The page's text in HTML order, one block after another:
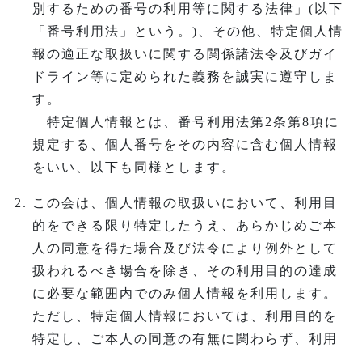
別するための番号の利用等に関する法律」(以下
「番号利用法」という。)、その他、特定個人情
報の適正な取扱いに関する関係諸法令及びガイ
ドライン等に定められた義務を誠実に遵守しま
す。
特定個人情報とは、番号利用法第2条第8項に
規定する、個人番号をその内容に含む個人情報
をいい、以下も同様とします。
この会は、個人情報の取扱いにおいて、利用目
的をできる限り特定したうえ、あらかじめご本
人の同意を得た場合及び法令により例外として
扱われるべき場合を除き、その利用目的の達成
に必要な範囲内でのみ個人情報を利用します。
ただし、特定個人情報においては、利用目的を
特定し、ご本人の同意の有無に関わらず、利用